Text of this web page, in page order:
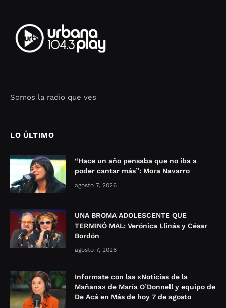
Somos la radio que ves
LO ÚLTIMO
“Hace un año pensaba que no iba a
poder cantar más”: Mora Navarro
agosto 7, 2026
UNA BROMA ADOLESCENTE QUE
TERMINÓ MAL: Verónica Llinás y César
Bordón
agosto 7, 2026
Informate con las «Noticias de la
Mañana» de María O’Donnell y equipo de
De Acá en Más de hoy 7 de agosto